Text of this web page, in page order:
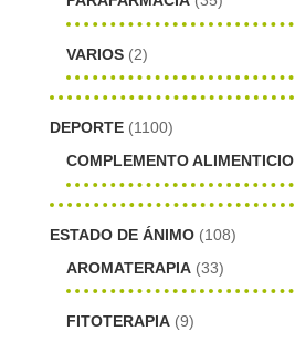
VARIOS (2)
DEPORTE (1100)
COMPLEMENTO ALIMENTICIO
ESTADO DE ÁNIMO (108)
AROMATERAPIA (33)
FITOTERAPIA (9)